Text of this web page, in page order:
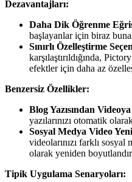
Dezavantajları:
Daha Dik Öğrenme
başlayanlar için biraz
Sınırlı Özelleştirme
karşılaştırıldığında,
efektler için daha az
Benzersiz Özellikler:
Blog Yazısından
yazılarınızı otomatik
Sosyal Medya Video
videolarınızı farklı
olarak yeniden
Tipik Uygulama Senaryoları: